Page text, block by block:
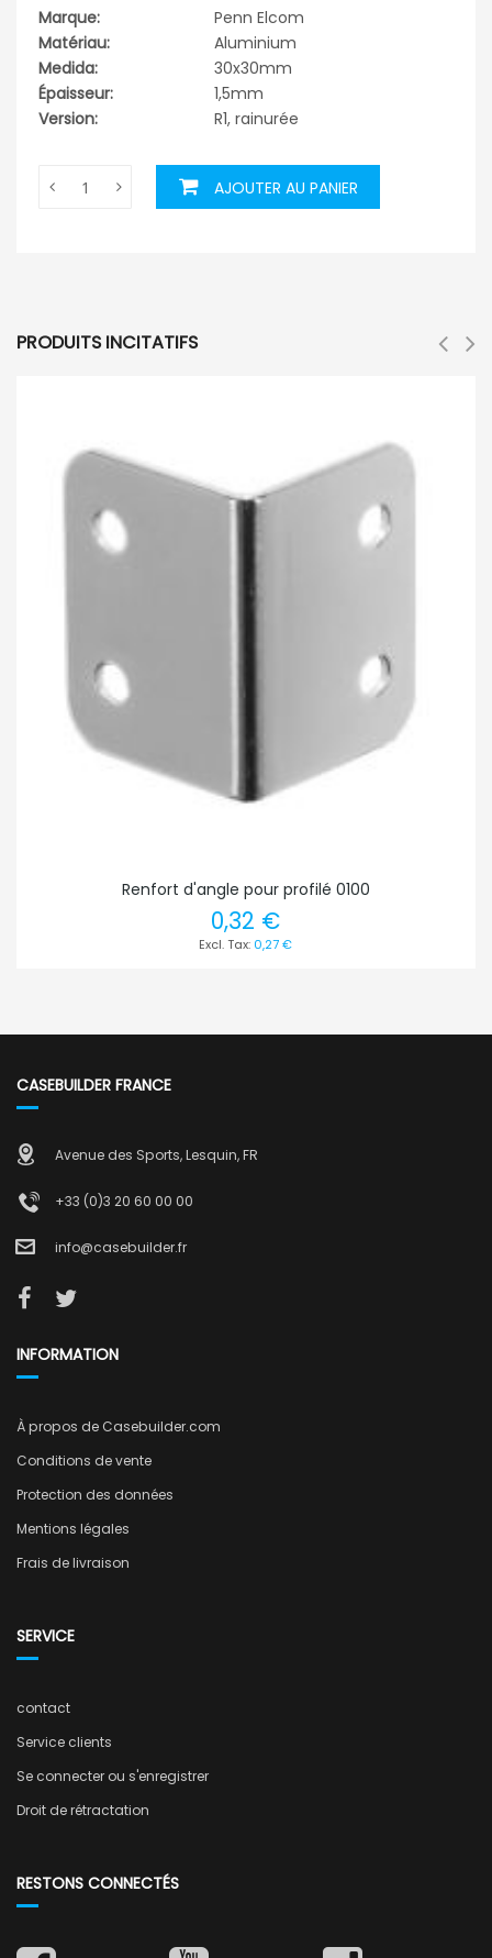
Marque:
Penn Elcom
Matériau:
Aluminium
Medida:
30x30mm
Épaisseur:
1,5mm
Version:
R1, rainurée
AJOUTER AU PANIER
PRODUITS INCITATIFS
Renfort d'angle pour profilé 0100
0,32 €
0,27 €
CASEBUILDER FRANCE
Avenue des Sports, Lesquin, FR
+33 (0)3 20 60 00 00
info@casebuilder.fr
INFORMATION
À propos de Casebuilder.com
Conditions de vente
Protection des données
Mentions légales
Frais de livraison
SERVICE
contact
Service clients
Se connecter ou s'enregistrer
Droit de rétractation
RESTONS CONNECTÉS